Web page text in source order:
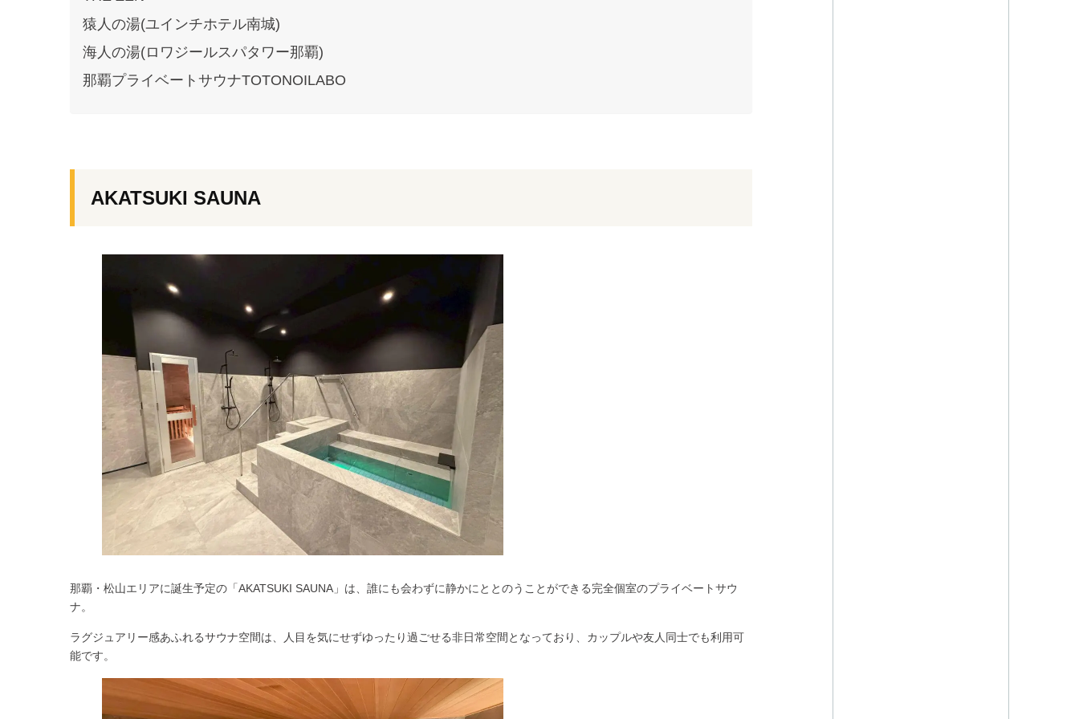
猿人の湯(ユインチホテル南城)
海人の湯(ロワジールスパタワー那覇)
那覇プライベートサウナTOTONOILABO
AKATSUKI SAUNA
那覇・松山エリアに誕生予定の「AKATSUKI SAUNA」は、誰にも会わずに静かにととのうことができる完全個室のプライベートサウ
ナ。
ラグジュアリー感あふれるサウナ空間は、人目を気にせずゆったり過ごせる非日常空間となっており、カップルや友人同士でも利用可
能です。